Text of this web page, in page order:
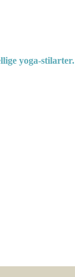
yoga-stilarter.